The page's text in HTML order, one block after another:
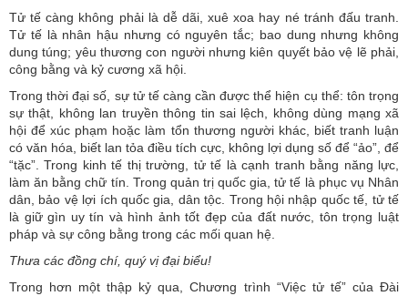
Tử tế càng không phải là dễ dãi, xuê xoa hay né tránh đấu tranh.
Tử tế là nhân hậu nhưng có nguyên tắc; bao dung nhưng không
dung túng; yêu thương con người nhưng kiên quyết bảo vệ lẽ phải,
công bằng và kỷ cương xã hội.
Trong thời đại số, sự tử tế càng cần được thể hiện cụ thể: tôn trọng
sự thật, không lan truyền thông tin sai lệch, không dùng mạng xã
hội để xúc phạm hoặc làm tổn thương người khác, biết tranh luận
có văn hóa, biết lan tỏa điều tích cực, không lợi dụng số để “ảo”, để
“tặc”. Trong kinh tế thị trường, tử tế là cạnh tranh bằng năng lực,
làm ăn bằng chữ tín. Trong quản trị quốc gia, tử tế là phục vụ Nhân
dân, bảo vệ lợi ích quốc gia, dân tộc. Trong hội nhập quốc tế, tử tế
là giữ gìn uy tín và hình ảnh tốt đẹp của đất nước, tôn trọng luật
pháp và sự công bằng trong các mối quan hệ.
Thưa các đồng chí, quý vị đại biểu!
Trong hơn một thập kỷ qua, Chương trình “Việc tử tế” của Đài